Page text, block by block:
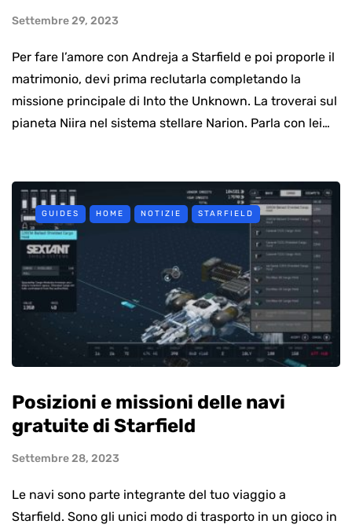
Settembre 29, 2023
Per fare l’amore con Andreja a Starfield e poi proporle il
matrimonio, devi prima reclutarla completando la
missione principale di Into the Unknown. La troverai sul
pianeta Niira nel sistema stellare Narion. Parla con lei…
GUIDES HOME NOTIZIE STARFIELD
Posizioni e missioni delle navi
gratuite di Starfield
Settembre 28, 2023
Le navi sono parte integrante del tuo viaggio a
Starfield. Sono gli unici modo di trasporto in un gioco in